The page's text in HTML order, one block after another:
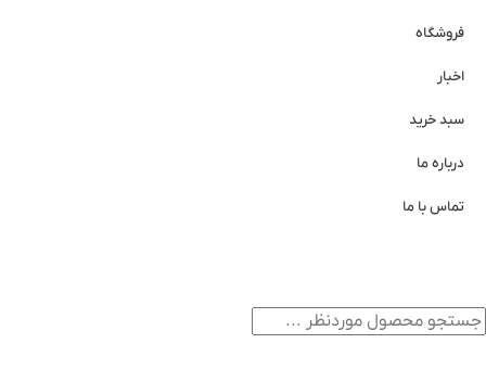
فروشگاه
اخبار
سبد خرید
درباره ما
تماس با ما